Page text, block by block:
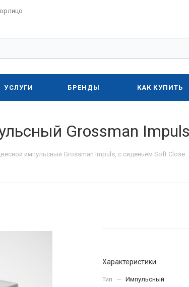
УСЛУГИ БРЕНДЫ КАК КУПИТЬ
Grossman
импульсный Grossman Impuls, с сиденьем Soft Close
Характеристики
Тип — Импульсный